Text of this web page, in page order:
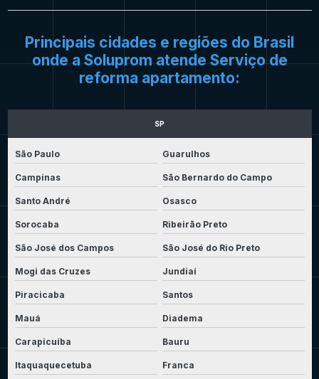
Principais cidades e regiões do Brasil
onde a Soluprom atende Serviço de
reforma apartamento:
SP
São Paulo Guarulhos
Campinas São Bernardo do Campo
Santo André Osasco
Sorocaba Ribeirão Preto
São José dos Campos São José do Rio Preto
Mogi das Cruzes Jundiaí
Piracicaba Santos
Mauá Diadema
Carapicuíba Bauru
Itaquaquecetuba Franca